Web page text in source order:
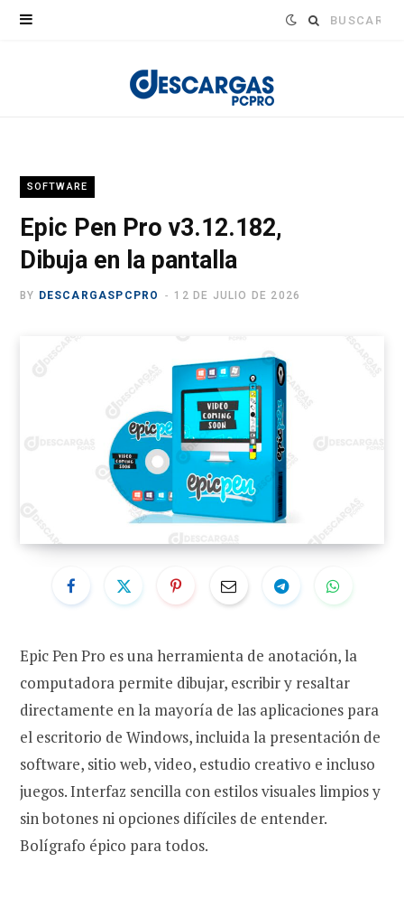
Buscar:
SOFTWARE
Epic Pen Pro v3.12.182,
Dibuja en la pantalla
BY DESCARGASPCPRO 12 DE JULIO DE 2026
Epic Pen Pro es una herramienta de anotación, la
computadora permite dibujar, escribir y resaltar
directamente en la mayoría de las aplicaciones para
el escritorio de Windows, incluida la presentación de
software, sitio web, video, estudio creativo e incluso
juegos. Interfaz sencilla con estilos visuales limpios y
sin botones ni opciones difíciles de entender.
Bolígrafo épico para todos.